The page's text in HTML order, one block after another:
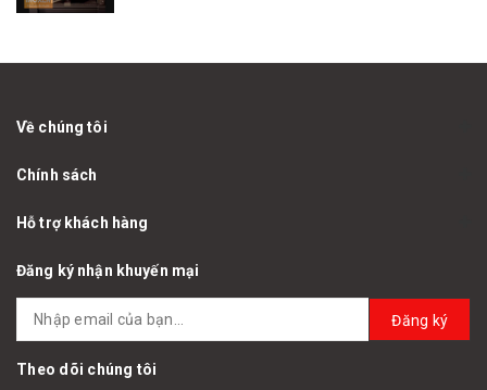
Về chúng tôi
Chính sách
Hỗ trợ khách hàng
Đăng ký nhận khuyến mại
Đăng ký
Theo dõi chúng tôi